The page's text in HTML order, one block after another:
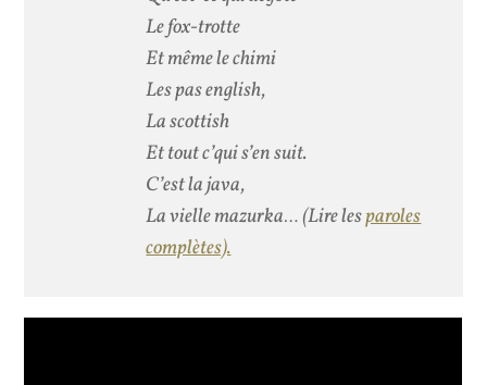
Le fox-trotte
Et même le chimi
Les pas english,
La scottish
Et tout c’qui s’en suit.
C’est la java,
La vielle mazurka…(Lire lesparoles
complètes).